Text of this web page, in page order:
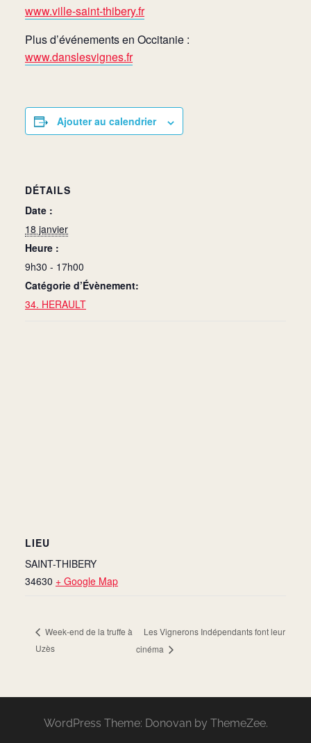
www.ville-saint-thibery.fr
Plus d’événements en Occitanie :
www.danslesvignes.fr
Ajouter au calendrier
DÉTAILS
Date :
18 janvier
Heure :
9h30 - 17h00
Catégorie d’Évènement:
34. HERAULT
LIEU
SAINT-THIBERY
34630 + Google Map
Week-end de la truffe à
Uzès
Les Vignerons Indépendants font leur
cinéma
WordPress Theme: Donovan by ThemeZee.